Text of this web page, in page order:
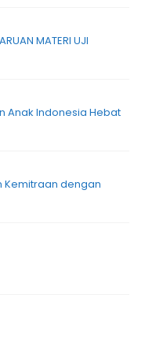
MATERI UJI
Anak Indonesia Hebat
Kemitraan dengan